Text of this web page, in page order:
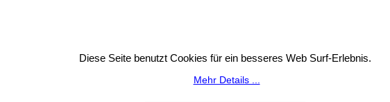
Urlaubsinformation: Unser Geschäft bleibt von 3.8. bis 10.8.2026 inklusive
HORNdeko 1010 Wien, Fischerstiege 4-8
Diese Seite benutzt Cookies für ein besseres Web Surf-Erlebnis.
Mehr Details ...